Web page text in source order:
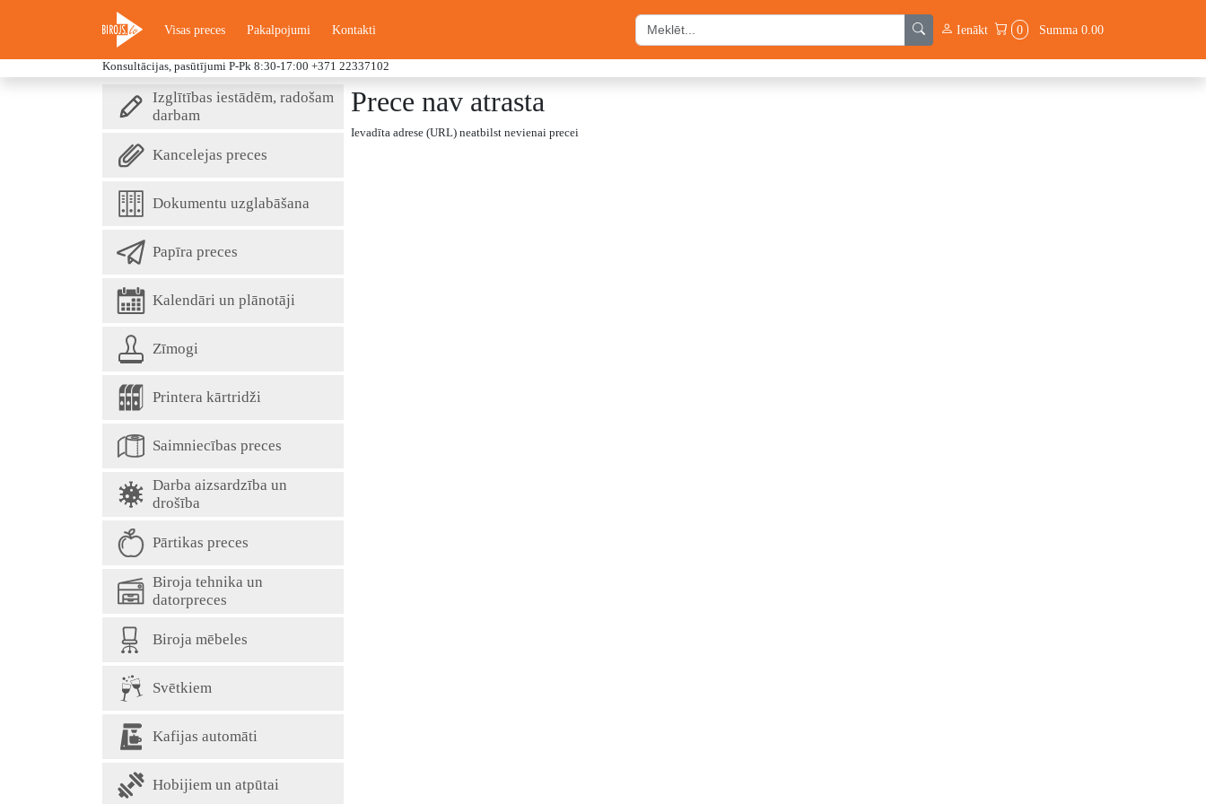
Visas preces Pakalpojumi Kontakti Ienākt 0 Summa 0.00
Konsultācijas, pasūtījumi P-Pk 8:30-17:00 +371 22337102
Izglītības iestādēm, radošam
darbam
Kancelejas preces
Dokumentu uzglabāšana
Papīra preces
Kalendāri un plānotāji
Zīmogi
Printera kārtridži
Saimniecības preces
Darba aizsardzība un
drošība
Pārtikas preces
Biroja tehnika un
datorpreces
Biroja mēbeles
Svētkiem
Kafijas automāti
Hobijiem un atpūtai
Prece nav atrasta
Ievadīta adrese (URL) neatbilst nevienai precei